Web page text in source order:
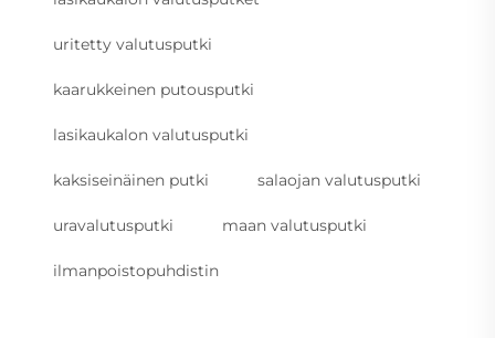
uritetty valutusputki
kaarukkeinen putousputki
lasikaukalon valutusputki
kaksiseinäinen putki salaojan valutusputki
uravalutusputki maan valutusputki
ilmanpoistopuhdistin